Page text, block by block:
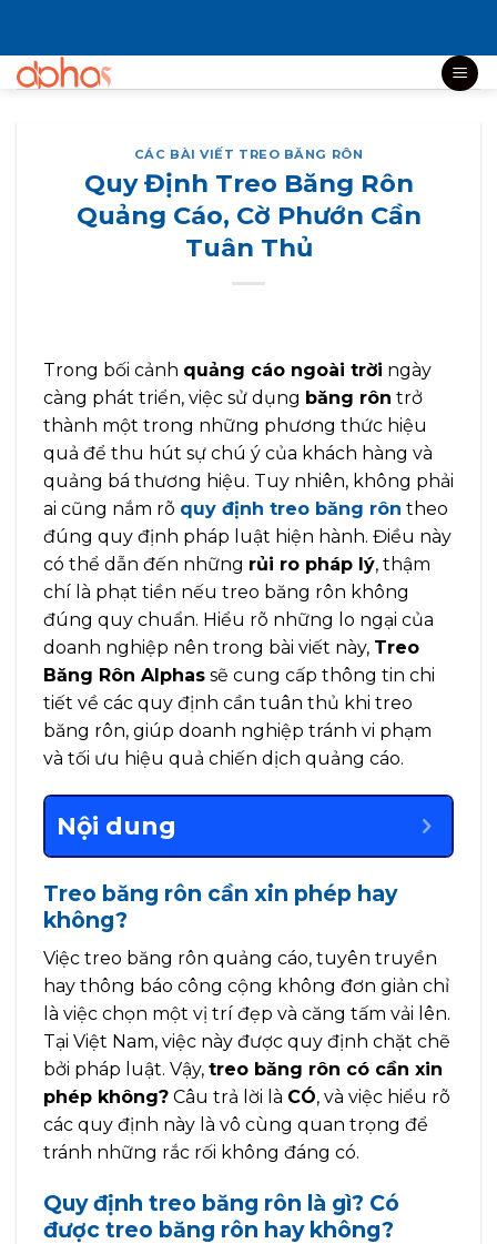
nội
dung
CÁC BÀI VIẾT TREO BĂNG RÔN
Quy Định Treo Băng Rôn
Quảng Cáo, Cờ Phướn Cần
Tuân Thủ
Trong bối cảnh quảng cáo ngoài trời ngày
càng phát triển, việc sử dụng băng rôn trở
thành một trong những phương thức hiệu
quả để thu hút sự chú ý của khách hàng và
quảng bá thương hiệu. Tuy nhiên, không phải
ai cũng nắm rõ quy định treo băng rôn theo
đúng quy định pháp luật hiện hành. Điều này
có thể dẫn đến những rủi ro pháp lý, thậm
chí là phạt tiền nếu treo băng rôn không
đúng quy chuẩn. Hiểu rõ những lo ngại của
doanh nghiệp nên trong bài viết này, Treo
Băng Rôn Alphas sẽ cung cấp thông tin chi
tiết về các quy định cần tuân thủ khi treo
băng rôn, giúp doanh nghiệp tránh vi phạm
và tối ưu hiệu quả chiến dịch quảng cáo.
Nội dung
Treo băng rôn cần xin phép hay
không?
Việc treo băng rôn quảng cáo, tuyên truyền
hay thông báo công cộng không đơn giản chỉ
là việc chọn một vị trí đẹp và căng tấm vải lên.
Tại Việt Nam, việc này được quy định chặt chẽ
bởi pháp luật. Vậy, treo băng rôn có cần xin
phép không? Câu trả lời là CÓ, và việc hiểu rõ
các quy định này là vô cùng quan trọng để
tránh những rắc rối không đáng có.
Quy định treo băng rôn là gì? Có
được treo băng rôn hay không?